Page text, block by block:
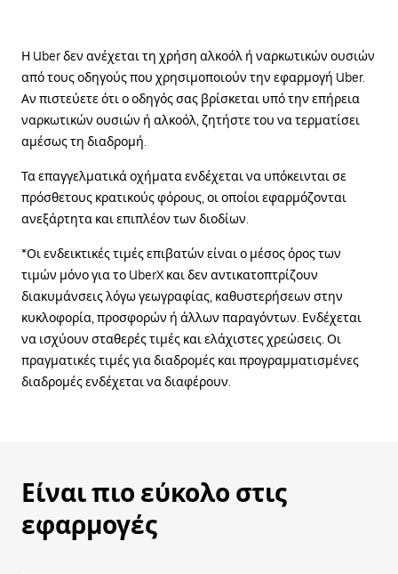
Η Uber δεν ανέχεται τη χρήση αλκοόλ ή ναρκωτικών ουσιών
από τους οδηγούς που χρησιμοποιούν την εφαρμογή Uber.
Αν πιστεύετε ότι ο οδηγός σας βρίσκεται υπό την επήρεια
ναρκωτικών ουσιών ή αλκοόλ, ζητήστε του να τερματίσει
αμέσως τη διαδρομή.
Τα επαγγελματικά οχήματα ενδέχεται να υπόκεινται σε
πρόσθετους κρατικούς φόρους, οι οποίοι εφαρμόζονται
ανεξάρτητα και επιπλέον των διοδίων.
*Οι ενδεικτικές τιμές επιβατών είναι ο μέσος όρος των
τιμών μόνο για το UberX και δεν αντικατοπτρίζουν
διακυμάνσεις λόγω γεωγραφίας, καθυστερήσεων στην
κυκλοφορία, προσφορών ή άλλων παραγόντων. Ενδέχεται
να ισχύουν σταθερές τιμές και ελάχιστες χρεώσεις. Οι
πραγματικές τιμές για διαδρομές και προγραμματισμένες
διαδρομές ενδέχεται να διαφέρουν.
Είναι πιο εύκολο στις
εφαρμογές